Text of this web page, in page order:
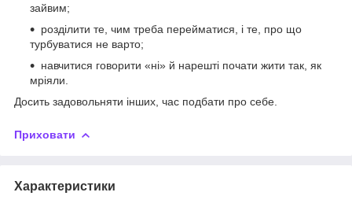
зайвим;
розділити те, чим треба перейматися, і те, про що
турбуватися не варто;
навчитися говорити «ні» й нарешті почати жити так, як
мріяли.
Досить задовольняти інших, час подбати про себе.
Приховати
Характеристики